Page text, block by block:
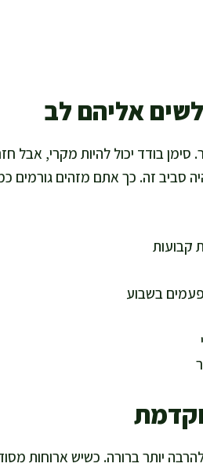
אליהם לב
בודד יכול להיות מקרי, אבל
סביב זה. כך אתם מזהים גורמים
קבועות
בשבוע
יותר ברורה. כשיש ארוחות